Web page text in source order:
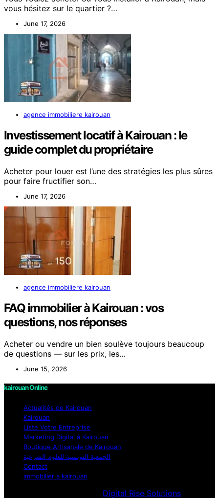
vous hésitez sur le quartier ?…
June 17, 2026
agence immobiliere kairouan
Investissement locatif à Kairouan : le
guide complet du propriétaire
Acheter pour louer est l’une des stratégies les plus sûres
pour faire fructifier son…
June 17, 2026
agence immobiliere kairouan
FAQ immobilier à Kairouan : vos
questions, nos réponses
Acheter ou vendre un bien soulève toujours beaucoup
de questions — sur les prix, les…
June 15, 2026
kairouan Online
Actualités de Kairouan
Kairouan
Liste Votre Entreprise
Marketing Digital à Kairouan
Boutique Artisanale de Kairouan
الجمعية التونسية للعلوم الشرعية
Contact
immobilier a kairouan
Digital Rise Solutions